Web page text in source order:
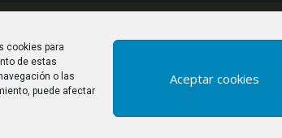
cookies para
de estas
o las
puede afectar
Aceptar cookies